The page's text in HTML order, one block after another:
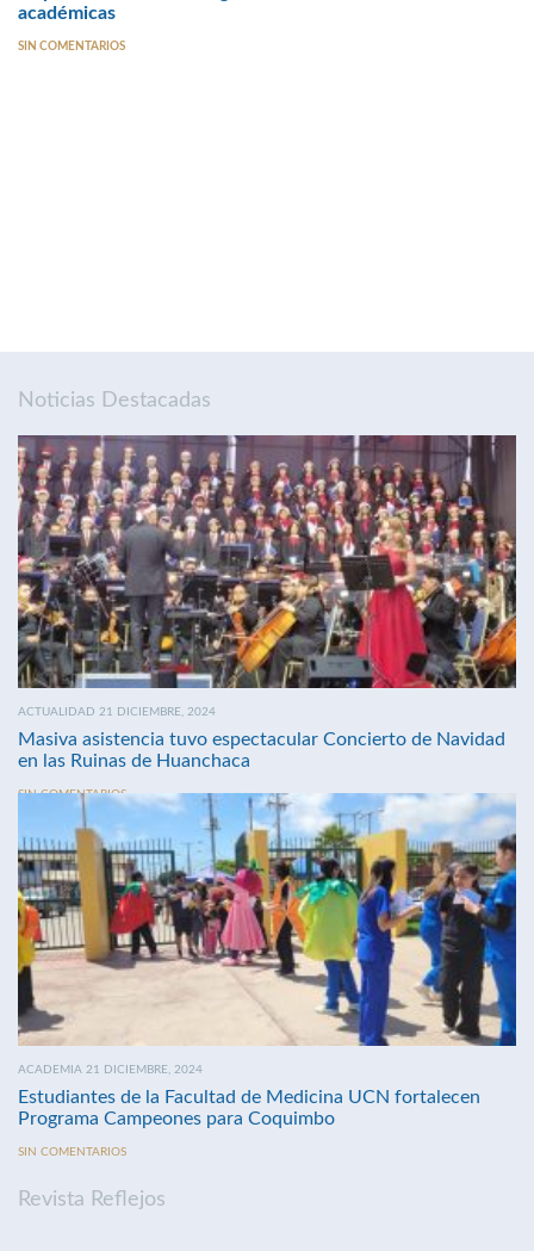
académicas
SIN COMENTARIOS
Noticias Destacadas
ACTUALIDAD 21 DICIEMBRE, 2024
Masiva asistencia tuvo espectacular Concierto de Navidad
en las Ruinas de Huanchaca
SIN COMENTARIOS
ACADEMIA 21 DICIEMBRE, 2024
Estudiantes de la Facultad de Medicina UCN fortalecen
Programa Campeones para Coquimbo
SIN COMENTARIOS
Revista Reflejos